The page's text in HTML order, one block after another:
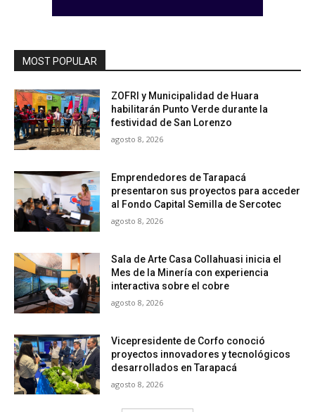
MOST POPULAR
ZOFRI y Municipalidad de Huara
habilitarán Punto Verde durante la
festividad de San Lorenzo
agosto 8, 2026
Emprendedores de Tarapacá
presentaron sus proyectos para acceder
al Fondo Capital Semilla de Sercotec
agosto 8, 2026
Sala de Arte Casa Collahuasi inicia el
Mes de la Minería con experiencia
interactiva sobre el cobre
agosto 8, 2026
Vicepresidente de Corfo conoció
proyectos innovadores y tecnológicos
desarrollados en Tarapacá
agosto 8, 2026